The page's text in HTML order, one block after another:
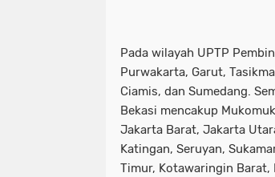
Pada wilayah UPTP
Purwakarta, Garut,
Ciamis, dan Sumedang.
Bekasi mencakup
Jakarta Barat, Jakarta
Katingan, Seruyan,
Timur, Kotawaringin Barat,